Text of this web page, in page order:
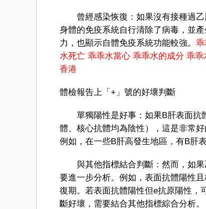
曾經感染恢復：如果沒有接種過乙
身體的免疫系統自行清除了病毒，並
力，也顯示自體免疫系統功能較強。
水死亡 乖乖水當心 乖乖水的成分 乖乖
香港
體檢報告上「+」號的好壞判斷
單獨陽性是好事：如果B肝表面抗
體、核心抗體均為陰性），這是非常
例如，在一些B肝高發生地區，有B肝
與其他指標結合判斷：然而，如果
要進一步分析。例如，表面抗體陽性
復期。若表面抗體陽性但e抗原陽性，
斷好壞，需要結合其他指標綜合分析。